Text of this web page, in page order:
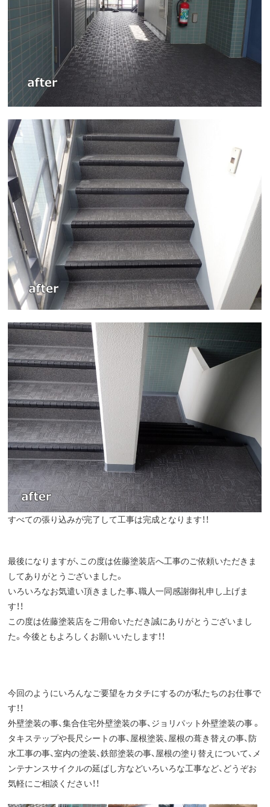
すべての張り込みが完了して工事は完成となります！！
最後になりますが、この度は佐藤塗装店へ工事のご依頼いただきま
してありがとうございました。
いろいろなお気遣い頂きました事、職人一同感謝御礼申し上げま
す！！
この度は佐藤塗装店をご用命いただき誠にありがとうございまし
た。今後ともよろしくお願いいたします！！
今回のようにいろんなご要望をカタチにするのが私たちのお仕事で
す！！
外壁塗装の事、集合住宅外壁塗装の事、ジョリパット外壁塗装の事 。
タキステップや長尺シートの事、屋根塗装、屋根の葺き替えの事、防
水工事の事、室内の塗装、鉄部塗装の事、屋根の塗り替えについて、メ
ンテナンスサイクルの延ばし方などいろいろな工事など、どうぞお
気軽にご相談ください！！